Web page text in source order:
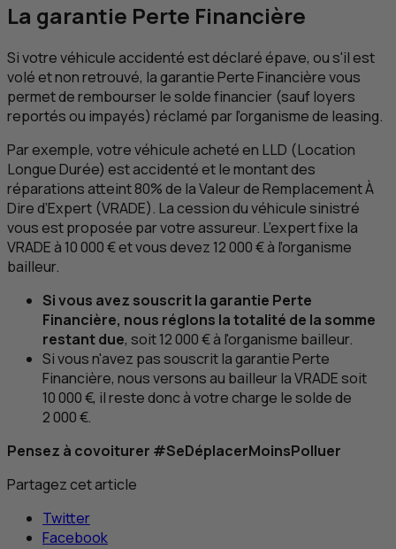
La garantie Perte Financière
Si votre véhicule accidenté est déclaré épave, ou s'il est
volé et non retrouvé, la garantie Perte Financière vous
permet de rembourser le solde financier (sauf loyers
reportés ou impayés) réclamé par l’organisme de leasing.
Par exemple, votre véhicule acheté en LLD (Location
Longue Durée) est accidenté et le montant des
réparations atteint 80% de la Valeur de Remplacement À
Dire d’Expert (VRADE). La cession du véhicule sinistré
vous est proposée par votre assureur. L’expert fixe la
VRADEà 10 000 € et vous devez 12 000 € à l’organisme
bailleur.
Si vous avez souscrit la garantie Perte
Financière, nous réglons la totalité de la somme
restant due, soit 12 000 € à l'organisme bailleur.
Si vous n'avez pas souscrit la garantie Perte
Financière, nous versons au bailleur laVRADEsoit
10 000 €, il reste donc à votre charge le solde de
2 000 €.
Pensez à covoiturer #SeDéplacerMoinsPolluer
Partagez cet article
Twitter
Facebook